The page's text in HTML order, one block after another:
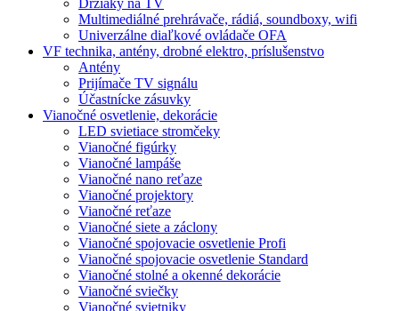
Držiaky na TV
Multimediálné prehrávače, rádiá, soundboxy, wifi
Univerzálne diaľkové ovládače OFA
VF technika, antény, drobné elektro, príslušenstvo
Antény
Prijímače TV signálu
Účastnícke zásuvky
Vianočné osvetlenie, dekorácie
LED svietiace stromčeky
Vianočné figúrky
Vianočné lampáše
Vianočné nano reťaze
Vianočné projektory
Vianočné reťaze
Vianočné siete a záclony
Vianočné spojovacie osvetlenie Profi
Vianočné spojovacie osvetlenie Standard
Vianočné stolné a okenné dekorácie
Vianočné sviečky
Vianočné svietniky